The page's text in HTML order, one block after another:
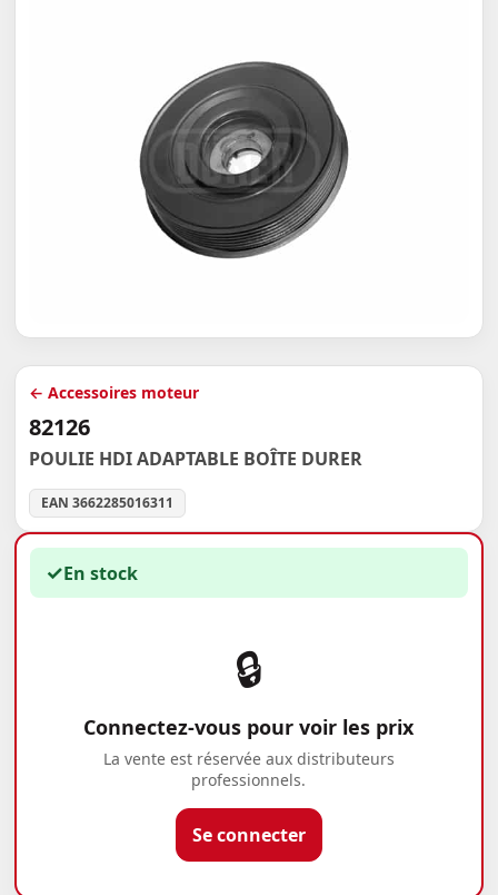
← Accessoires moteur
82126
POULIE HDI ADAPTABLE BOÎTE DURER
EAN 3662285016311
✓En stock
🔒
Connectez-vous pour voir les prix
La vente est réservée aux distributeurs
professionnels.
Se connecter